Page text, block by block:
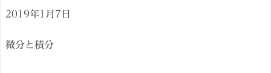
2019年1月7日
微分と積分